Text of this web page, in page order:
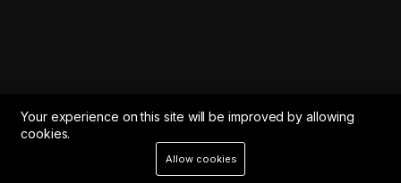
Your experience on this site will be improved by allowing
cookies.
Allow cookies